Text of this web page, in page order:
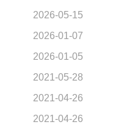
2026-05-15
2026-01-07
2026-01-05
2021-05-28
2021-04-26
2021-04-26